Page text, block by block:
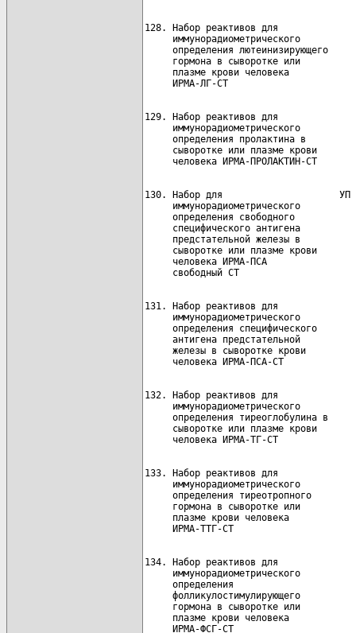
128. Набор реактивов для
     иммунорадиометрического
     определения лютеинизирующего
     гормона в сыворотке или
     плазме крови человека
129. Набор реактивов для
     иммунорадиометрического
     определения пролактина в
     сыворотке или плазме крови
130. Набор для                     УП
иммунорадиометрического
     определения свободного
     специфического антигена
     предстательной железы в
     сыворотке или плазме крови
     человека ИРМА-ПСА
131. Набор реактивов для
     иммунорадиометрического
     определения специфического
     антигена предстательной
     железы в сыворотке крови
132. Набор реактивов для
     иммунорадиометрического
     определения тиреоглобулина в
     сыворотке или плазме крови
133. Набор реактивов для
     иммунорадиометрического
     определения тиреотропного
     гормона в сыворотке или
     плазме крови человека
134. Набор реактивов для
     иммунорадиометрического
     определения
     фолликулостимулирующего
     гормона в сыворотке или
     плазме крови человека